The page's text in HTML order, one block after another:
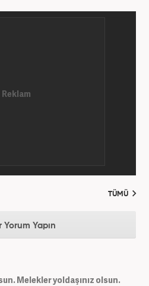
TÜMÜ
Yorum Yapın
Melekler yoldaşınız olsun.